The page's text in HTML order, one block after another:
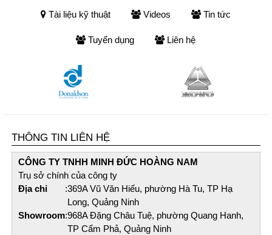
Tài liệu kỹ thuật Videos Tin tức
Tuyển dụng Liên hệ
THÔNG TIN LIÊN HỆ
CÔNG TY TNHH MINH ĐỨC HOÀNG NAM​
Trụ sở chính của công ty
Địa chỉ
:369A Vũ Văn Hiếu, phường Hà Tu, TP Hạ
Long, Quảng Ninh
Showroom:968A Đặng Châu Tuệ, phường Quang Hanh,
TP Cẩm Phả, Quảng Ninh